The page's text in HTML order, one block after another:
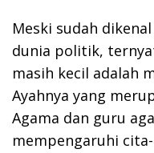
Meski sudah
dunia politik,
masih kecil adalah
Ayahnya yang
Agama dan guru
mempengaruhi